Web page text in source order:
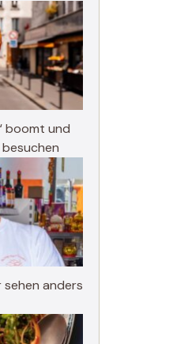
boomt und
sehen anders